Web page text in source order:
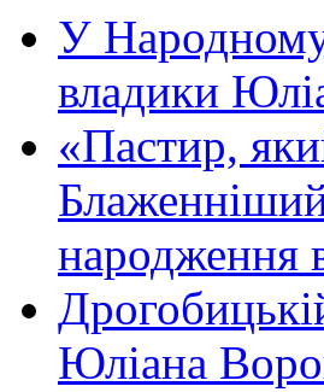
У Народному
владики
«Пастир,
народження
Юліана